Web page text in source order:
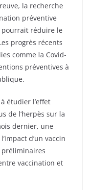
la recherche
préventive
réduire le
progrès récents
comme la Covid-
préventives à
étudier l’effet
de l’herpès sur la
dernier, une
d’un vaccin
préliminaires
vaccination et